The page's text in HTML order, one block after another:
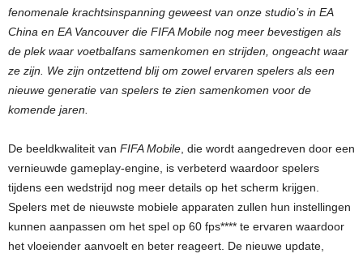
fenomenale krachtsinspanning geweest van onze studio’s in EA
China en EA Vancouver die FIFA Mobile nog meer bevestigen als
de plek waar voetbalfans samenkomen en strijden, ongeacht waar
ze zijn. We zijn ontzettend blij om zowel ervaren spelers als een
nieuwe generatie van spelers te zien samenkomen voor de
komende jaren.
De beeldkwaliteit van FIFA Mobile , die wordt aangedreven door een
vernieuwde gameplay-engine, is verbeterd waardoor spelers
tijdens een wedstrijd nog meer details op het scherm krijgen.
Spelers met de nieuwste mobiele apparaten zullen hun instellingen
kunnen aanpassen om het spel op 60 fps**** te ervaren waardoor
het vloeiender aanvoelt en beter reageert. De nieuwe update,